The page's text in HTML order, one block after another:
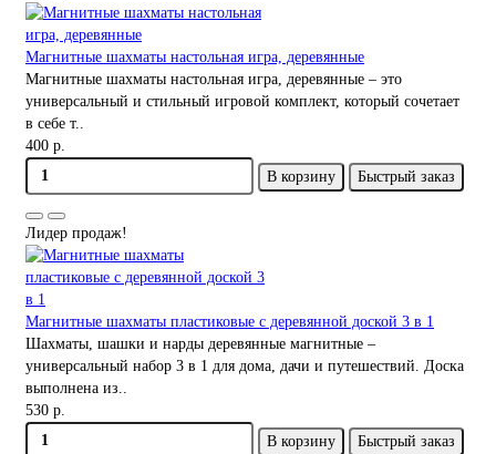
Магнитные шахматы настольная игра, деревянные
Магнитные шахматы настольная игра, деревянные – это
универсальный и стильный игровой комплект, который сочетает
в себе т..
400 р.
В корзину
Быстрый заказ
Лидер продаж!
Магнитные шахматы пластиковые с деревянной доской 3 в 1
Шахматы, шашки и нарды деревянные магнитные –
универсальный набор 3 в 1 для дома, дачи и путешествий. Доска
выполнена из..
530 р.
В корзину
Быстрый заказ